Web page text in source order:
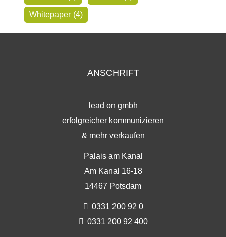
Whitepaper (4)
ANSCHRIFT
lead on gmbh
erfolgreicher kommunizieren
& mehr verkaufen
Palais am Kanal
Am Kanal 16-18
14467 Potsdam
0331 200 92 0
0331 200 92 400